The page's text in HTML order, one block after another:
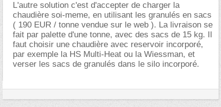
L'autre solution c'est d'accepter de charger la
chaudière soi-meme, en utilisant les granulés en sacs
( 190 EUR / tonne vendue sur le web ). La livraison se
fait par palette d'une tonne, avec des sacs de 15 kg. Il
faut choisir une chaudière avec reservoir incorporé,
par exemple la HS Multi-Heat ou la Wiessman, et
verser les sacs de granulés dans le silo incorporé.